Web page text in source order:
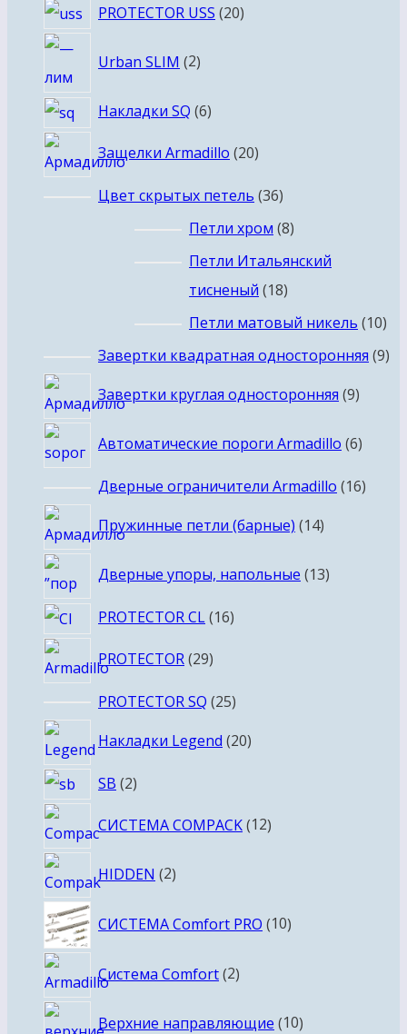
PROTECTOR USS 2020
Urban SLIM 2
товара
Накладки SQ 66
Защелки Armadillo 2020
Цвет скрытых петель 3636
товаров
Петли хром 88
товаров
Петли Итальянский
тисненый 1818
товаров
Петли матовый никель 1010
Завертки квадратная односторонняя 99
Завертки круглая односторонняя 99
Автоматические пороги Armadillo 66
Дверные ограничители Armadillo 1616
Пружинные петли (барные) 1414
Дверные упоры, напольные 1313
PROTECTOR CL 1616
PROTECTOR 2929
PROTECTOR SQ 2525
Накладки Legend 2020
SB 22
СИСТЕМА COMPACK 1212
HIDDEN 22
СИСТЕМА Comfort PRO 1010
Система Comfort 22
Верхние направляющие 1010